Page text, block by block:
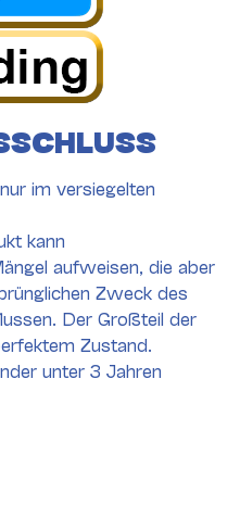
im versiegelten
kann
aufweisen, die aber
Zweck des
Der Großteil der
Zustand.
unter 3 Jahren